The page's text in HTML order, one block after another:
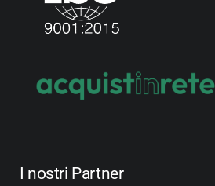
I nostri Partner